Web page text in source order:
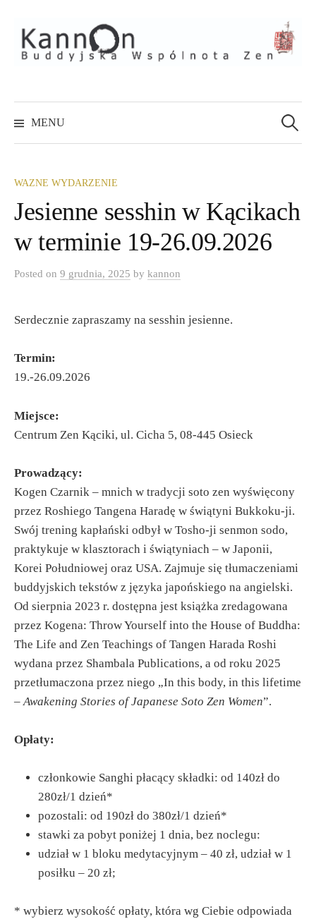
to
content
MENU
WAZNE WYDARZENIE
Jesienne sesshin w Kącikach
w terminie 19-26.09.2026
Posted on 9 grudnia, 2025 by kannon
Serdecznie zapraszamy na sesshin jesienne.
Termin:
19.-26.09.2026
Miejsce:
Centrum Zen Kąciki, ul. Cicha 5, 08-445 Osieck
Prowadzący:
Kogen Czarnik – mnich w tradycji soto zen wyświęcony
przez Roshiego Tangena Haradę w świątyni Bukkoku-ji.
Swój trening kapłański odbył w Tosho-ji senmon sodo,
praktykuje w klasztorach i świątyniach – w Japonii,
Korei Południowej oraz USA. Zajmuje się tłumaczeniami
buddyjskich tekstów z języka japońskiego na angielski.
Od sierpnia 2023 r. dostępna jest książka zredagowana
przez Kogena: Throw Yourself into the House of Buddha:
The Life and Zen Teachings of Tangen Harada Roshi
wydana przez Shambala Publications, a od roku 2025
przetłumaczona przez niego „In this body, in this lifetime
– Awakening Stories of Japanese Soto Zen Women”.
Opłaty:
członkowie Sanghi płacący składki: od 140zł do
280zł/1 dzień*
pozostali: od 190zł do 380zł/1 dzień*
stawki za pobyt poniżej 1 dnia, bez noclegu:
udział w 1 bloku medytacyjnym – 40 zł, udział w 1
posiłku – 20 zł;
* wybierz wysokość opłaty, która wg Ciebie odpowiada